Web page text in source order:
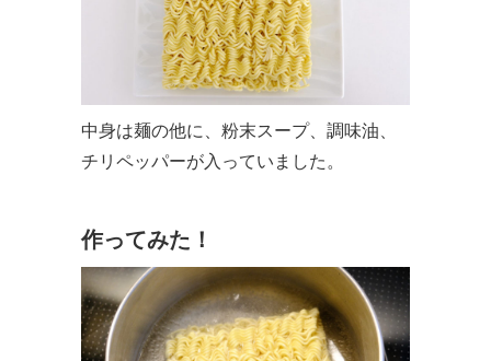
中身は麺の他に、粉末スープ、調味油、
チリペッパーが入っていました。
作ってみた！